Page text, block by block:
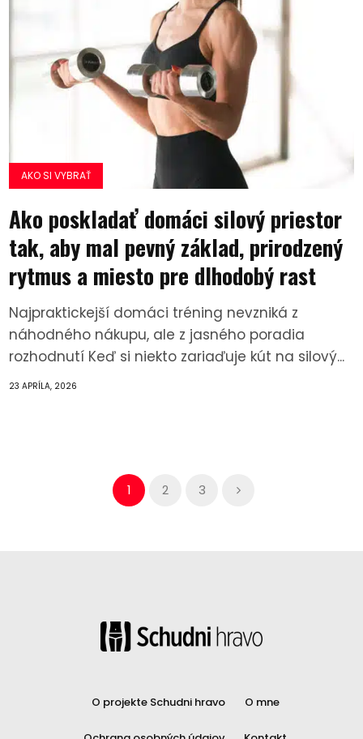
AKO SI VYBRAŤ
Ako poskladať domáci silový priestor
tak, aby mal pevný základ, prirodzený
rytmus a miesto pre dlhodobý rast
Najpraktickejší domáci tréning nevzniká z
náhodného nákupu, ale z jasného poradia
rozhodnutí Keď si niekto zariaďuje kút na silový...
23 APRÍLA, 2026
1 2 3
O projekte Schudni hravo O mne